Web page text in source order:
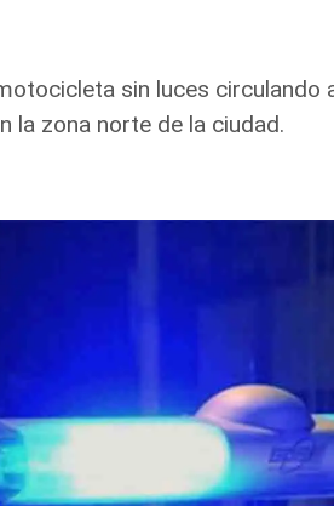
sin luces circulando
la zona norte de la ciudad.